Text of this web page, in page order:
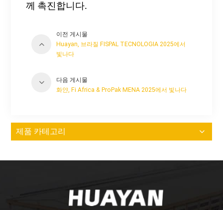
께 촉진합니다.
이전 게시물
Huayan, 브라질 FISPAL TECNOLOGIA 2025에서
빛나다
다음 게시물
화얀, Fi Africa & ProPak MENA 2025에서 빛나다
제품 카테고리